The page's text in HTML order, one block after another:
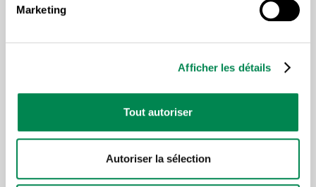
Marketing
Afficher les détails
Tout autoriser
Autoriser la sélection
Pour témoigner aux concessionnaires que vous
n’endosser pas le lock-out actuel, le meilleur moyen
est de s’abstenir d’acheter chez les entreprises
visées par le lock-out ou de faire faire vos